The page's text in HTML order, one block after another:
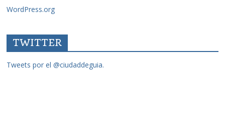
WordPress.org
TWITTER
Tweets por el @ciudaddeguia.